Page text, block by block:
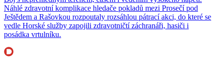
Náhlé zdravotní komplikace hledače pokladů mezi Prosečí pod
Ještědem a Rašovkou rozpoutaly rozsáhlou pátrací akci, do které se
vedle Horské služby zapojili zdravotničtí záchranáři, hasiči i
posádka vrtulníku.